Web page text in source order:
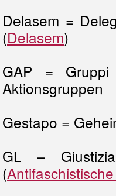
Delasem =
(Delasem)
GAP =
Aktionsgruppen
Gestapo =
GL –
(